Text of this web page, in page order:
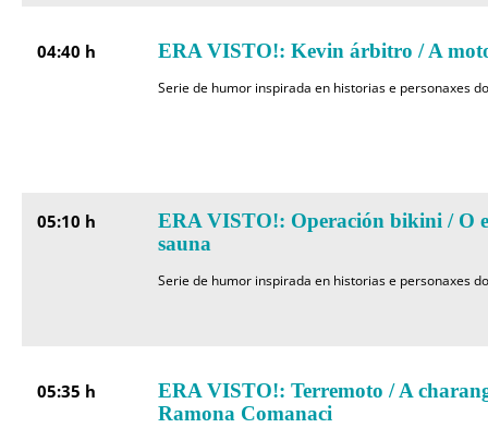
04:40 h ERA VISTO!: Kevin árbitro / A
Serie de humor inspirada en historias e personaxes
05:10 h
ERA VISTO!: Operación bikini / O
sauna
Serie de humor inspirada en historias e personaxes
05:35 h
ERA VISTO!: Terremoto / A
Ramona Comanaci